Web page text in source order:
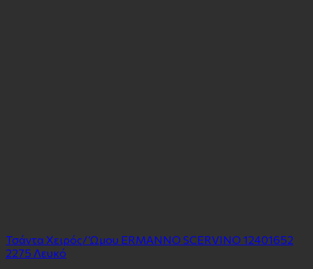
Τσάντα Χειρός/ Ώμου ERMANNO SCERVINO 12401652
2275 Λευκό